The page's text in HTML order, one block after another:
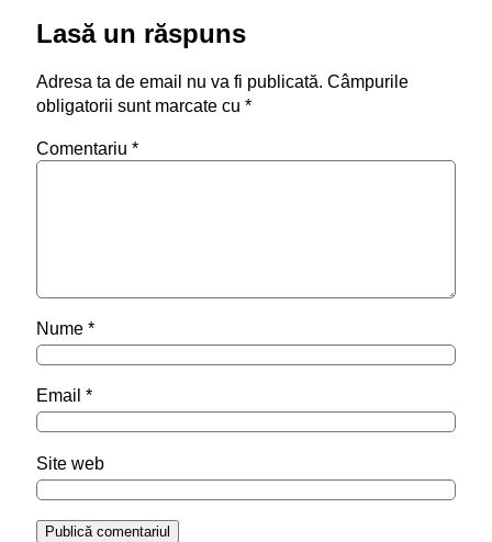
Lasă un răspuns
Adresa ta de email nu va fi publicată. Câmpurile
obligatorii sunt marcate cu *
Comentariu *
Nume *
Email *
Site web